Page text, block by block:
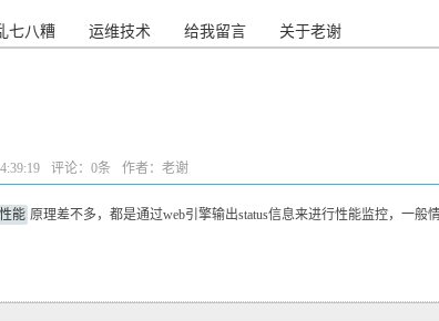
七八糟 运维技术 给我留言 关于老谢
评论： 0条 作者：老谢
能 原理差不多，都是通过web引擎输出status信息来进行性能监控，一般